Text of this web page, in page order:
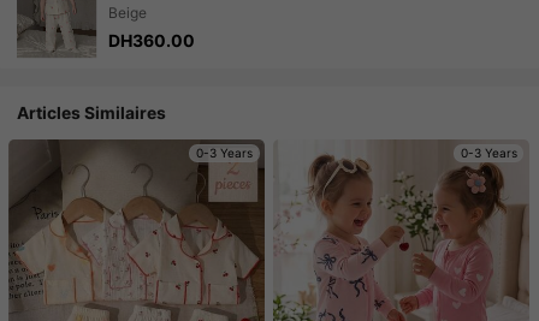
pantalon long, bébé fille
Beige
DH360.00
Articles Similaires
0-3 Years 0-3 Years